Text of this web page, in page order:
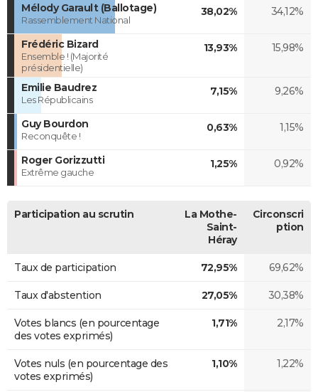
Mélody Garault (Ballotage)
Rassemblement National
38,02% 34,12%
Frédéric Bizard
Ensemble ! (Majorité
présidentielle)
13,93% 15,98%
Emilie Baudrez
Les Républicains
7,15% 9,26%
Guy Bourdon
Reconquête !
0,63% 1,15%
Roger Gorizzutti
Extrême gauche
1,25% 0,92%
Participation au scrutin
La Mothe-
Saint-
Héray
Circonscri
ption
Taux de participation 72,95% 69,62%
Taux d'abstention 27,05% 30,38%
Votes blancs (en pourcentage
des votes exprimés)
1,71% 2,17%
Votes nuls (en pourcentage des
votes exprimés)
1,10% 1,22%